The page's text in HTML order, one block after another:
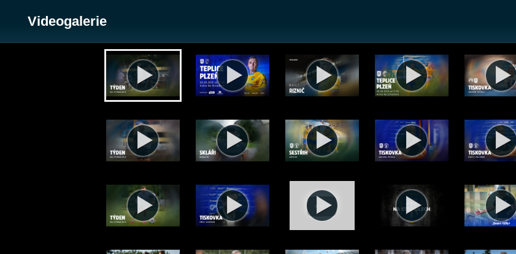
Zobrazit galerii
Videogalerie